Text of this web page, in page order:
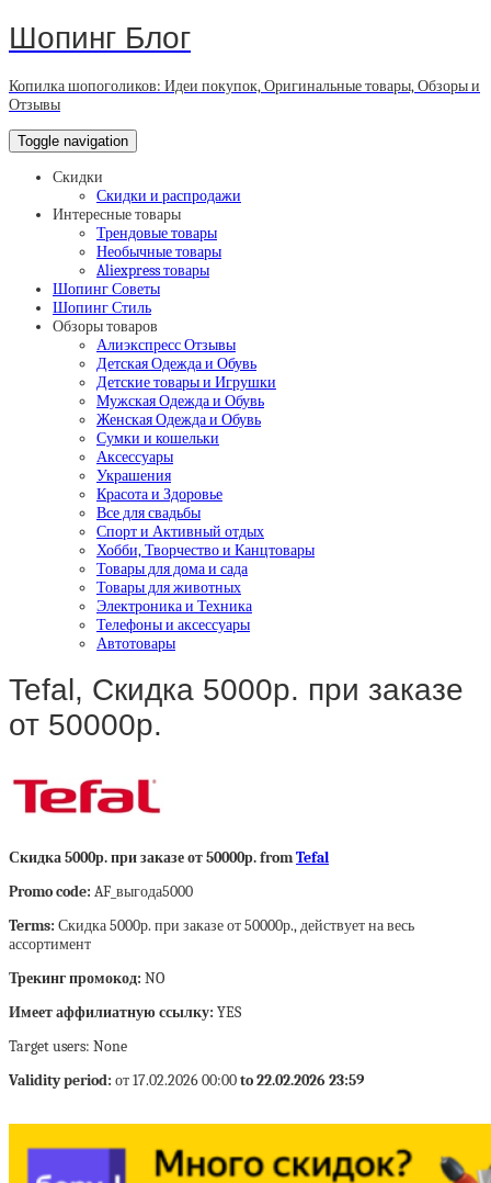
Шопинг Блог
Копилка шопоголиков: Идеи покупок, Оригинальные товары, Обзоры и
Отзывы
Toggle navigation
Скидки
Скидки и распродажи
Интересные товары
Трендовые товары
Необычные товары
Aliexpress товары
Шопинг Советы
Шопинг Стиль
Обзоры товаров
Алиэкспресс Отзывы
Детская Одежда и Обувь
Детские товары и Игрушки
Мужская Одежда и Обувь
Женская Одежда и Обувь
Сумки и кошельки
Аксессуары
Украшения
Красота и Здоровье
Все для свадьбы
Спорт и Активный отдых
Хобби, Творчество и Канцтовары
Товары для дома и сада
Товары для животных
Электроника и Техника
Телефоны и аксессуары
Автотовары
Tefal, Скидка 5000р. при заказе
от 50000р.
Скидка 5000р. при заказе от 50000р. fromTefal
Promo code: AF_выгода5000
Terms: Скидка 5000р. при заказе от 50000р., действует на весь
ассортимент
Трекинг промокод: NO
Имеет аффилиатную ссылку: YES
Target users: None
Validity period: от 17.02.2026 00:00to 22.02.2026 23:59